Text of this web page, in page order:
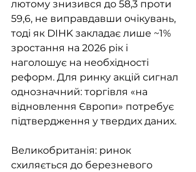
лютому знизився до 58,3 проти
59,6, не виправдавши очікувань,
тоді як DIHK закладає лише ~1%
зростання на 2026 рік і
наголошує на необхідності
реформ. Для ринку акцій сигнал
однозначний: торгівля «на
відновлення Європи» потребує
підтвердження у твердих даних.
Великобританія: ринок
схиляється до березневого